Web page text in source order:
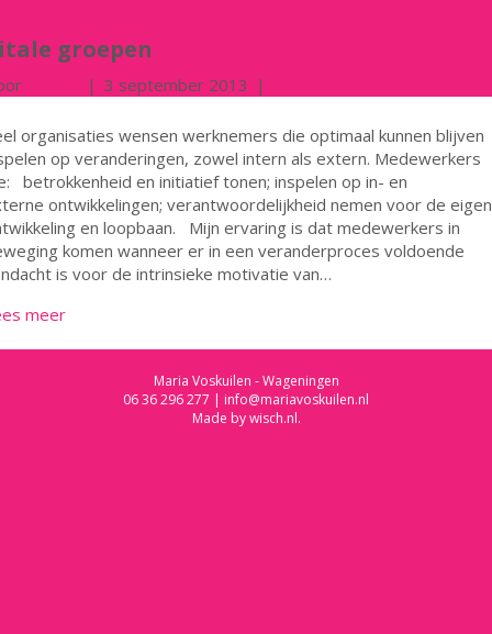
groepen
| 3 september 2013 |
organisaties wensen werknemers die optimaal kunnen blijven
op veranderingen, zowel intern als extern. Medewerkers
betrokkenheid en initiatief tonen; inspelen op in- en
ontwikkelingen; verantwoordelijkheid nemen voor de eigen
en loopbaan. Mijn ervaring is dat medewerkers in
komen wanneer er in een veranderproces voldoende
is voor de intrinsieke motivatie van…
meer
Maria Voskuilen - Wageningen
06 36 296 277 | info@mariavoskuilen.nl
Made bywisch.nl.